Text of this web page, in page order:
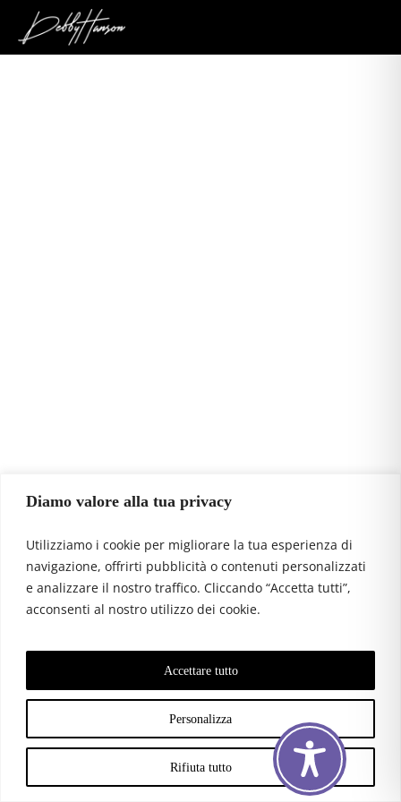
Diamo valore alla tua privacy
Utilizziamo i cookie per migliorare la tua esperienza di
navigazione, offrirti pubblicità o contenuti personalizzati
e analizzare il nostro traffico. Cliccando “Accetta tutti”,
acconsenti al nostro utilizzo dei cookie.
Personalizza
Rifiuta tutto
Accettare tutto